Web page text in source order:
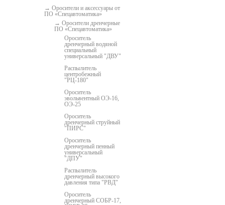
Оросители и аксессуары от
ПО «Спецавтоматика»
Оросители дренчерные
ПО «Спецавтоматика»
Ороситель
дренчерный водяной
специальный
универсальный "ДВУ"
Распылитель
центробежный
"РЦ-180"
Ороситель
эвольвентный ОЭ-16,
ОЭ-25
Ороситель
дренчерный струйный
"ПИРС"
Ороситель
дренчерный пенный
универсальный
"ДПУ"
Распылитель
дренчерный высокого
давления типа "РВД"
Ороситель
дренчерный СОБР-17,